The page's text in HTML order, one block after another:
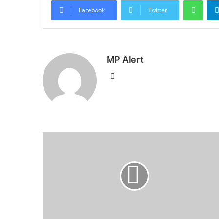
Facebook Twitter
MP Alert
Website